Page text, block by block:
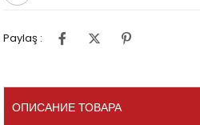
Paylaş :
ОПИСАНИЕ ТОВАРА